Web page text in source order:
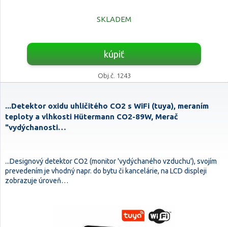
SKLADEM
kúpiť
Obj.č. 1243
...Detektor oxidu uhličitého CO2 s WiFi (tuya), meraním
teploty a vlhkosti Hütermann CO2-89W, Merač
"vydýchanosti…
...Designový detektor CO2 (monitor 'vydýchaného vzduchu'), svojím
prevedením je vhodný napr. do bytu či kancelárie, na LCD displeji
zobrazuje úroveň…